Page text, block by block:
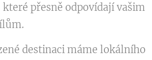
které přesně odpovídají vašim
destinaci máme lokálního